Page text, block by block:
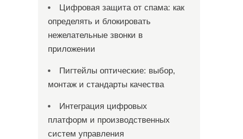
Цифровая защита от спама: как
определять и блокировать
нежелательные звонки в
приложении
Пигтейлы оптические: выбор,
монтаж и стандарты качества
Интеграция цифровых
платформ и производственных
систем управления